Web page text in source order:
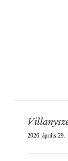
2026. április 29.